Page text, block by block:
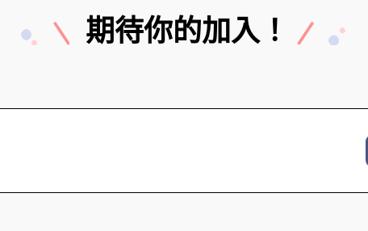
期待你的加入！